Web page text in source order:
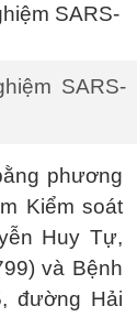
SARS-
phương
Kiểm soát
Huy Tự,
và Bệnh
đường Hải